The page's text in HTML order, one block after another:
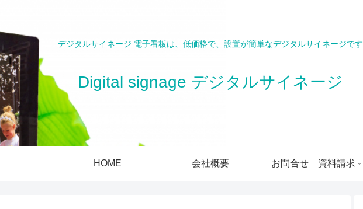
デジタルサイネージ 電子看板は、低価格で、設置が簡単なデジタルサイネージです
Digital signage デジタルサイネージ
HOME 会社概要 お問合せ 資料請求